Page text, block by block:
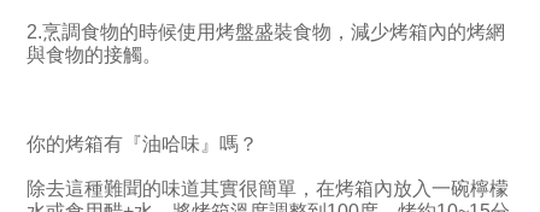
2.烹調食物的時候使用烤盤盛裝食物，減少烤箱內的烤網
與食物的接觸。
你的烤箱有『油哈味』嗎？
除去這種難聞的味道其實很簡單，在烤箱內放入一碗檸檬